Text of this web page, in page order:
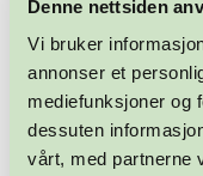
Denne nettsiden
Vi bruker
annonser et
mediefunksjoner og
dessuten
vårt, med partnerne